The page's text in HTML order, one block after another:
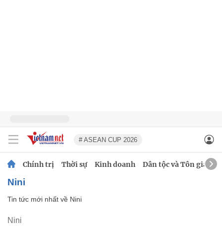
# ASEAN CUP 2026
Chính trị Thời sự Kinh doanh Dân tộc và Tôn giáo
Nini
Tin tức mới nhất về Nini
Nini